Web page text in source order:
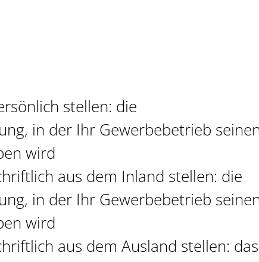
stellen: die
in der Ihr Gewerbebetrieb
wird
aus dem Inland stellen: die
in der Ihr Gewerbebetrieb
wird
aus dem Ausland stellen: das